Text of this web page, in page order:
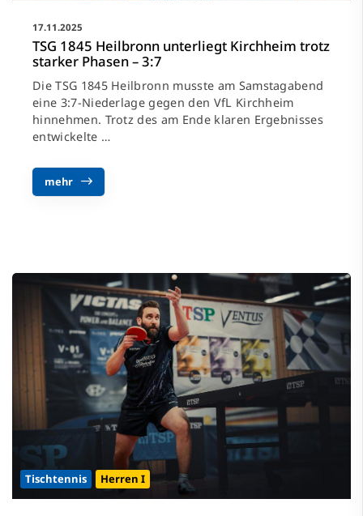
17.11.2025
TSG 1845 Heilbronn unterliegt Kirchheim trotz
starker Phasen – 3:7
Die TSG 1845 Heilbronn musste am Samstagabend
eine 3:7-Niederlage gegen den VfL Kirchheim
hinnehmen. Trotz des am Ende klaren Ergebnisses
entwickelte …
mehr
Tischtennis Herren I